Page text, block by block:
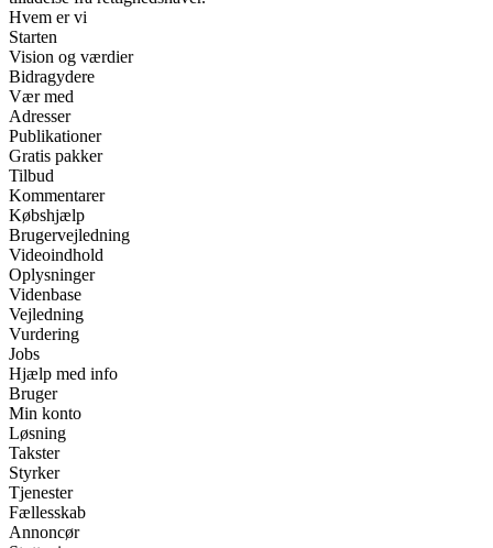
Hvem er vi
Starten
Vision og værdier
Bidragydere
Vær med
Adresser
Publikationer
Gratis pakker
Tilbud
Kommentarer
Købshjælp
Brugervejledning
Videoindhold
Oplysninger
Videnbase
Vejledning
Vurdering
Jobs
Hjælp med info
Bruger
Min konto
Løsning
Takster
Styrker
Tjenester
Fællesskab
Annoncør